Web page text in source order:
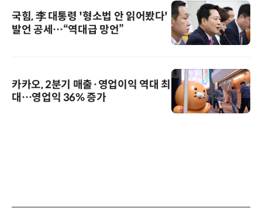
국힘, 李 대통령 '형소법 안 읽어봤다'
발언 공세…“역대급 망언”
카카오, 2분기 매출·영업이익 역대 최
대…영업익 36% 증가